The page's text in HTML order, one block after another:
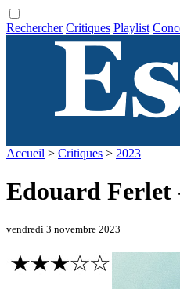
Rechercher Critiques Playlist
Accueil > Critiques > 2023
Edouard Ferlet
vendredi 3 novembre 2023